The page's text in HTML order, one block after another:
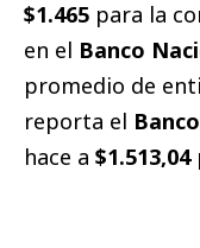
$1.465 para la
en el Banco
promedio de
reporta el
hace a $1.513,04